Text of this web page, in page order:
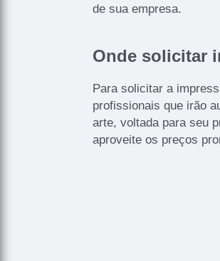
de sua empresa.
Onde solicitar
Para solicitar a
profissionais que irão
arte, voltada para seu
aproveite os preços